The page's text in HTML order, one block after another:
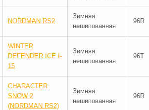
NORDMAN RS2
Зимняя
нешипованная
96R
WINTER
DEFENDER ICE I-
15
Зимняя
нешипованная
96T
CHARACTER
SNOW 2
(NORDMAN RS2)
Зимняя
нешипованная
96R